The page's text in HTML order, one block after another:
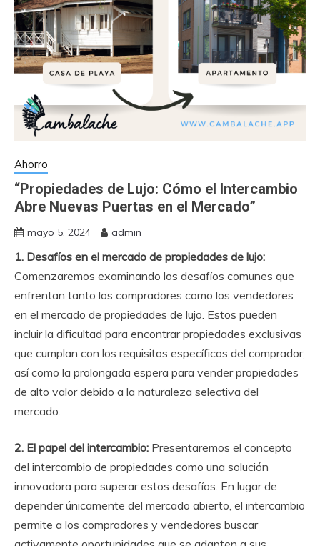
Ahorro
“Propiedades de Lujo: Cómo el Intercambio
Abre Nuevas Puertas en el Mercado”
mayo 5, 2024 admin
1. Desafíos en el mercado de propiedades de lujo:
Comenzaremos examinando los desafíos comunes que
enfrentan tanto los compradores como los vendedores
en el mercado de propiedades de lujo. Estos pueden
incluir la dificultad para encontrar propiedades exclusivas
que cumplan con los requisitos específicos del comprador,
así como la prolongada espera para vender propiedades
de alto valor debido a la naturaleza selectiva del
mercado.
2. El papel del intercambio: Presentaremos el concepto
del intercambio de propiedades como una solución
innovadora para superar estos desafíos. En lugar de
depender únicamente del mercado abierto, el intercambio
permite a los compradores y vendedores buscar